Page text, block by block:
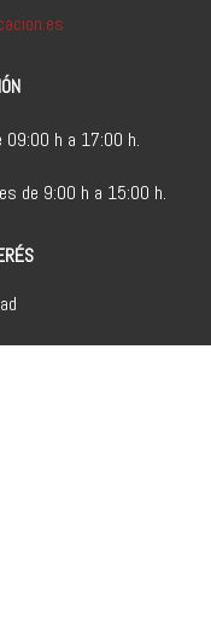
09:00 h a 17:00 h.
de 9:00 h a 15:00 h.